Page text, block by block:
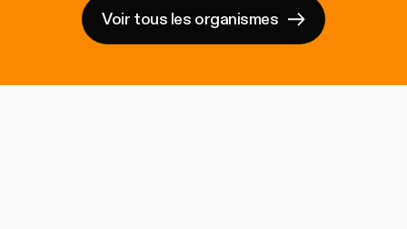
Voir tous les organismes